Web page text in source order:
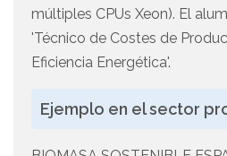
múltiples CPUs Xeon). El
'Técnico de Costes de
Eficiencia Energética'.
Ejemplo en el sector